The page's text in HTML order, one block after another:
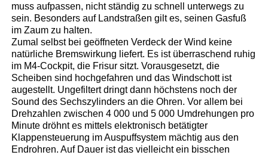
muss aufpassen, nicht ständig zu schnell unterwegs zu
sein. Besonders auf Landstraßen gilt es, seinen Gasfuß
im Zaum zu halten.
Zumal selbst bei geöffneten Verdeck der Wind keine
natürliche Bremswirkung liefert. Es ist überraschend ruhig
im M4-Cockpit, die Frisur sitzt. Vorausgesetzt, die
Scheiben sind hochgefahren und das Windschott ist
augestellt. Ungefiltert dringt dann höchstens noch der
Sound des Sechszylinders an die Ohren. Vor allem bei
Drehzahlen zwischen 4 000 und 5 000 Umdrehungen pro
Minute dröhnt es mittels elektronisch betätigter
Klappensteuerung im Auspuffsystem mächtig aus den
Endrohren. Auf Dauer ist das vielleicht ein bisschen